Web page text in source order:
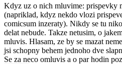
Kdyz uz o nich mluvime: prispevky
(napriklad, kdyz nekdo vlozi
comicsum inzeraty). Nikdy se tu
delat nebude. Takze netusim, o
mluvis. Hlasam, ze by se mazat
jsi schopny behem jednoho dve
Se za neco omluvis a o par hodin